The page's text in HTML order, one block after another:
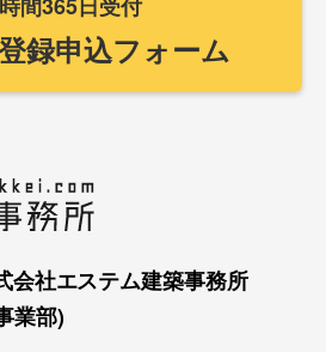
間365日受付
録申込フォーム
会社エステム建築事務所
業部)